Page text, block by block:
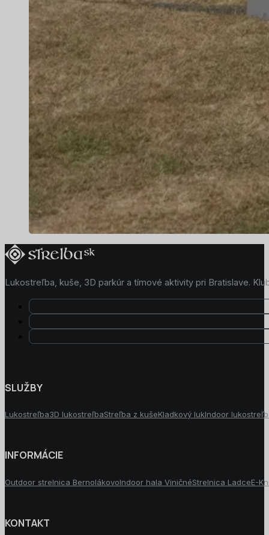
Lukostreľba, kuše, 3D parkúr a tímové aktivity pri Bratislave.
SLUŽBY
Lukostreľba3D lukostreľbaStreľba z kušeKladkový lukIndoor
INFORMÁCIE
Outdoor strelnica BernolákovoIndoor hala ViničnéStrelnica LadceE-
KONTAKT